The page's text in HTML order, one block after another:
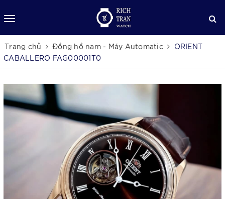
Trang chủ Đồng hồ nam - Máy Automatic
ORIENT
CABALLERO FAG00001T0